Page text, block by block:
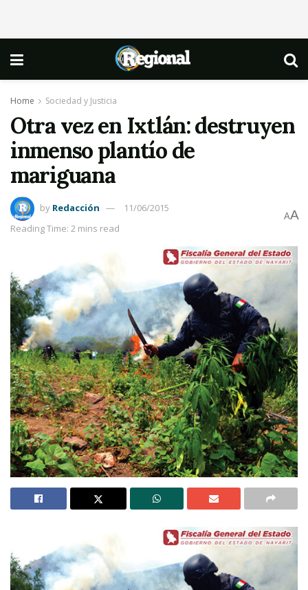
Home Sociedad y Justicia
Otra vez en Ixtlán: destruyen
inmenso plantío de
mariguana
by Redacción
11/06/2015
Reading Time: 2 mins read
AA